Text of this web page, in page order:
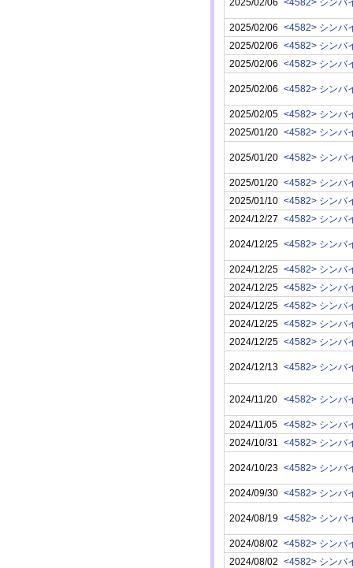
2025/02/06 <4582> シンバ
2025/02/06 <4582> シンバ
2025/02/06 <4582> シンバ
2025/02/06 <4582> シンバ
2025/02/05 <4582> シンバ
2025/01/20 <4582> シンバ
2025/01/20 <4582> シンバ
2025/01/20 <4582> シンバ
2025/01/10 <4582> シンバ
2024/12/27 <4582> シンバ
2024/12/25 <4582> シンバ
2024/12/25 <4582> シンバ
2024/12/25 <4582> シンバ
2024/12/25 <4582> シンバ
2024/12/25 <4582> シンバ
2024/12/25 <4582> シンバ
2024/12/13 <4582> シンバ
2024/11/20 <4582> シンバ
2024/11/05 <4582> シンバ
2024/10/31
<4582> シンバ
2024/10/23 <4582> シンバ
2024/09/30 <4582> シンバ
2024/08/19 <4582> シンバ
2024/08/02 <4582> シンバ
2024/08/02 <4582> シンバ